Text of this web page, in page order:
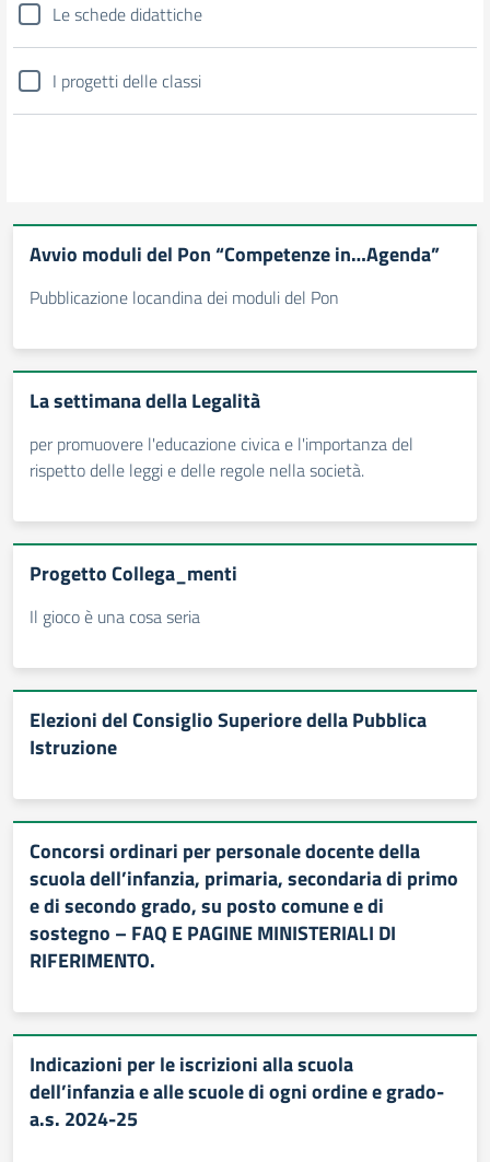
Le schede didattiche
I progetti delle classi
Avvio moduli del Pon “Competenze in…Agenda”
Pubblicazione locandina dei moduli del Pon
La settimana della Legalità
per promuovere l'educazione civica e l'importanza del
rispetto delle leggi e delle regole nella società.
Progetto Collega_menti
Il gioco è una cosa seria
Elezioni del Consiglio Superiore della Pubblica
Istruzione
Concorsi ordinari per personale docente della
scuola dell’infanzia, primaria, secondaria di primo
e di secondo grado, su posto comune e di
sostegno – FAQ E PAGINE MINISTERIALI DI
RIFERIMENTO.
Indicazioni per le iscrizioni alla scuola
dell’infanzia e alle scuole di ogni ordine e grado-
a.s. 2024-25